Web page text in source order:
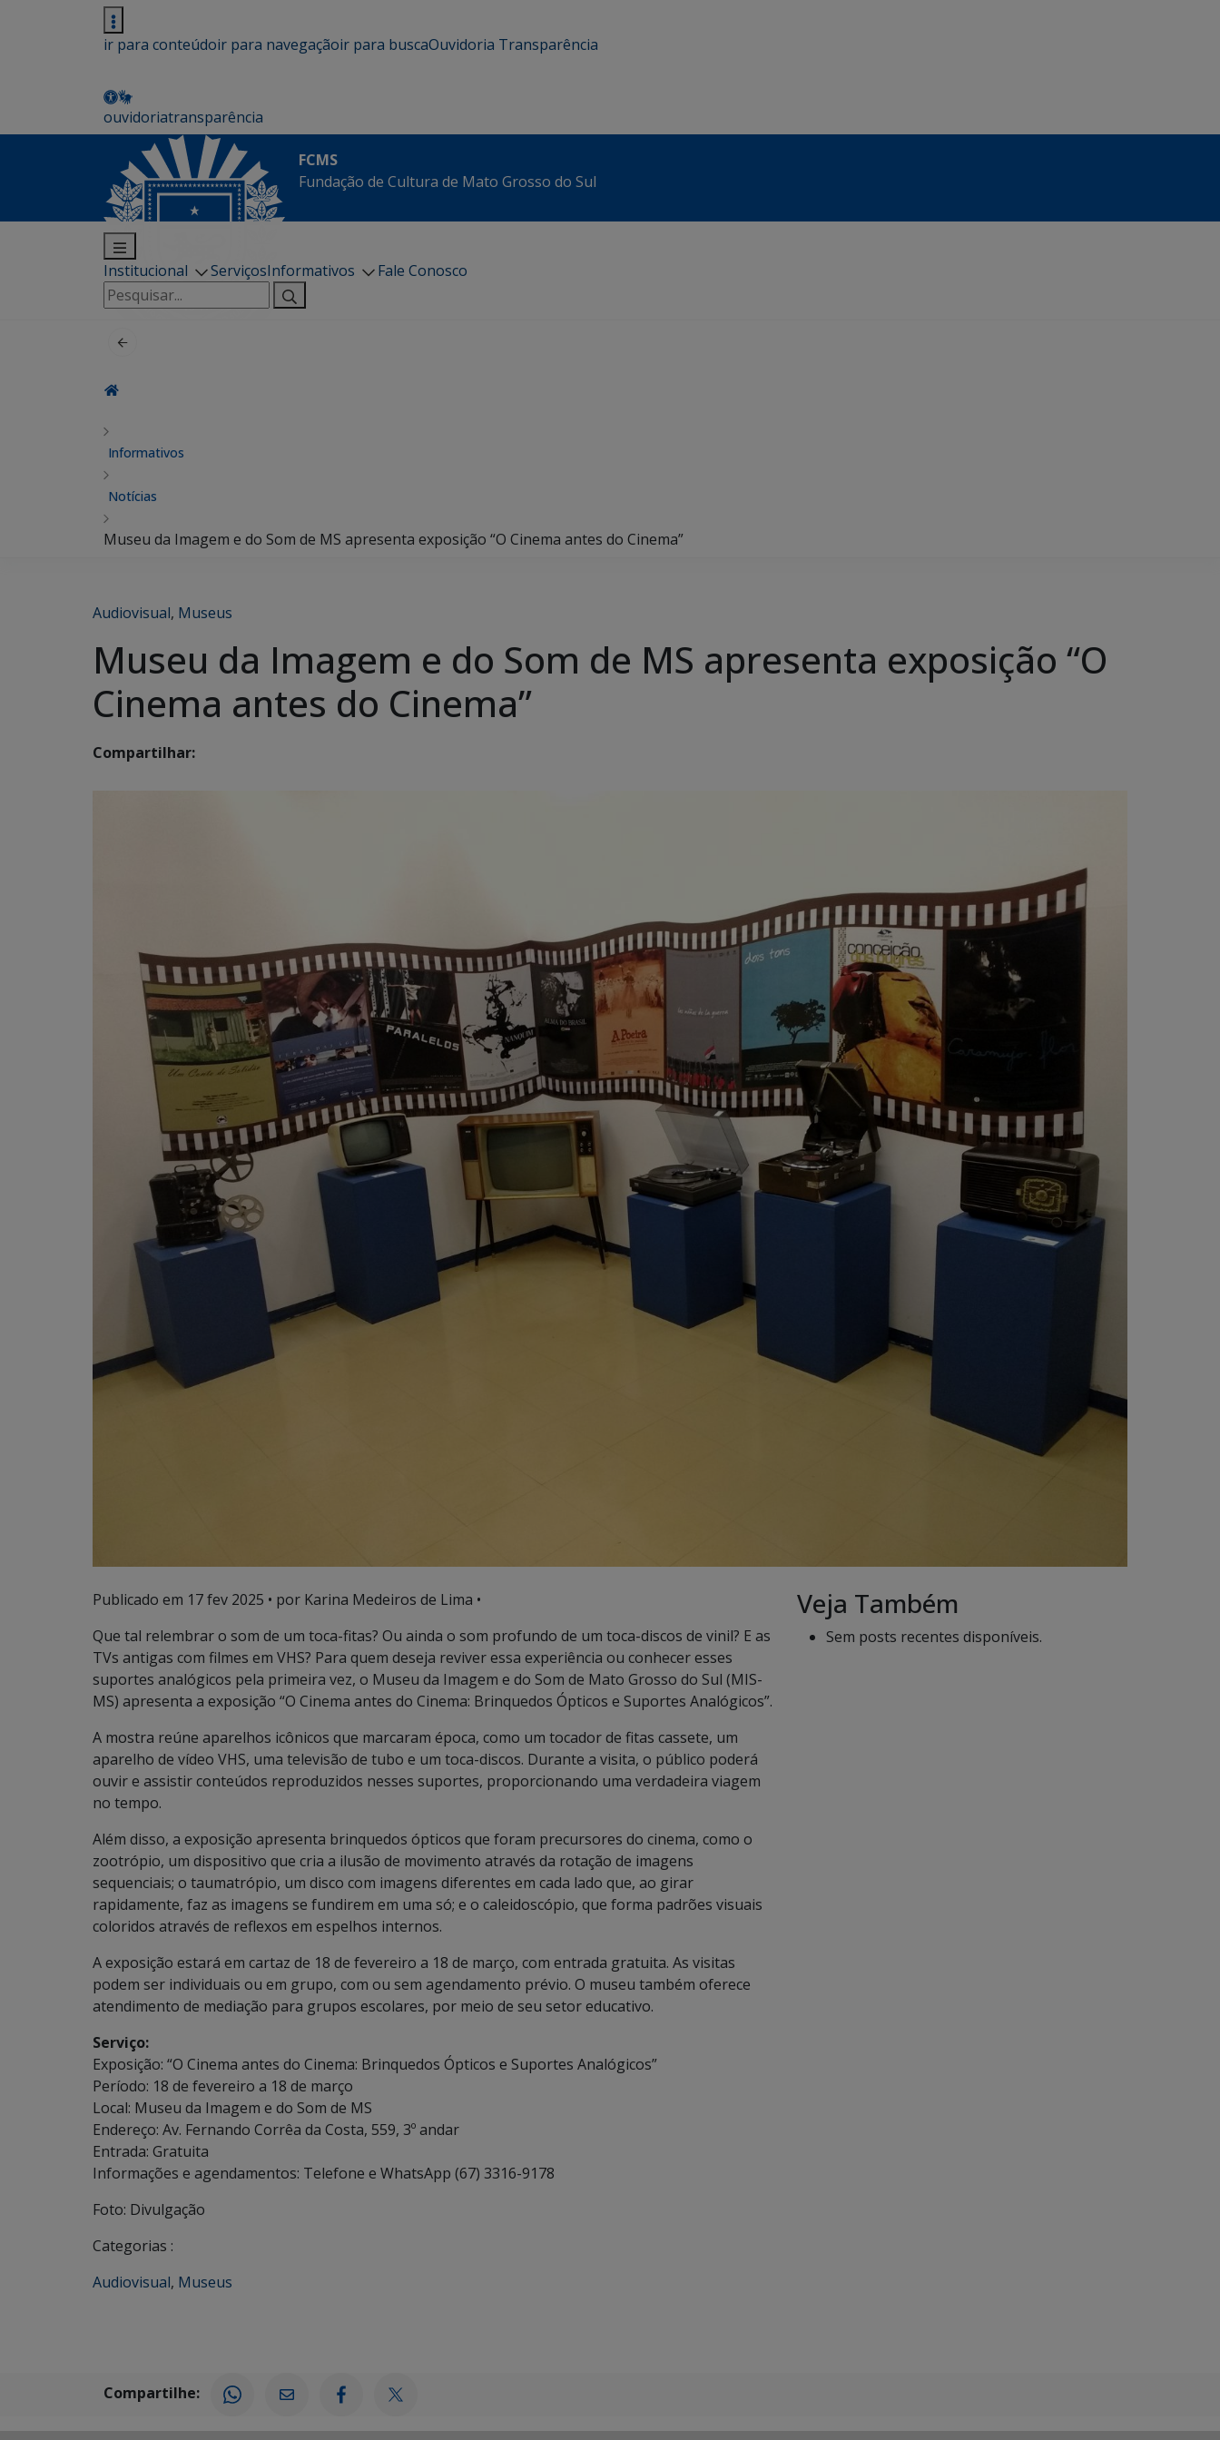
ir para conteúdoir para navegaçãoir para buscaOuvidoria Transparência
ouvidoriatransparência
FCMS
Fundação de Cultura de Mato Grosso do Sul
Institucional ServiçosInformativos
Fale Conosco
Pesquisar
por:
Informativos
Notícias
Museu da Imagem e do Som de MS apresenta exposição “O Cinema antes do Cinema”
Audiovisual, Museus
Museu da Imagem e do Som de MS apresenta exposição “O
Cinema antes do Cinema”
Compartilhar:
Publicado em 17 fev 2025 • por Karina Medeiros de Lima •
Que tal relembrar o som de um toca-fitas? Ou ainda o som profundo de um toca-discos de vinil? E as
TVs antigas com filmes em VHS? Para quem deseja reviver essa experiência ou conhecer esses
suportes analógicos pela primeira vez, o Museu da Imagem e do Som de Mato Grosso do Sul (MIS-
MS) apresenta a exposição “O Cinema antes do Cinema: Brinquedos Ópticos e Suportes Analógicos”.
A mostra reúne aparelhos icônicos que marcaram época, como um tocador de fitas cassete, um
aparelho de vídeo VHS, uma televisão de tubo e um toca-discos. Durante a visita, o público poderá
ouvir e assistir conteúdos reproduzidos nesses suportes, proporcionando uma verdadeira viagem
no tempo.
Além disso, a exposição apresenta brinquedos ópticos que foram precursores do cinema, como o
zootrópio, um dispositivo que cria a ilusão de movimento através da rotação de imagens
sequenciais; o taumatrópio, um disco com imagens diferentes em cada lado que, ao girar
rapidamente, faz as imagens se fundirem em uma só; e o caleidoscópio, que forma padrões visuais
coloridos através de reflexos em espelhos internos.
A exposição estará em cartaz de 18 de fevereiro a 18 de março, com entrada gratuita. As visitas
podem ser individuais ou em grupo, com ou sem agendamento prévio. O museu também oferece
atendimento de mediação para grupos escolares, por meio de seu setor educativo.
Serviço:
Exposição: “O Cinema antes do Cinema: Brinquedos Ópticos e Suportes Analógicos”
Período: 18 de fevereiro a 18 de março
Local: Museu da Imagem e do Som de MS
Endereço: Av. Fernando Corrêa da Costa, 559, 3º andar
Entrada: Gratuita
Informações e agendamentos: Telefone e WhatsApp (67) 3316-9178
Foto: Divulgação
Categorias :
Audiovisual, Museus
Veja Também
Sem posts recentes disponíveis.
Compartilhe: